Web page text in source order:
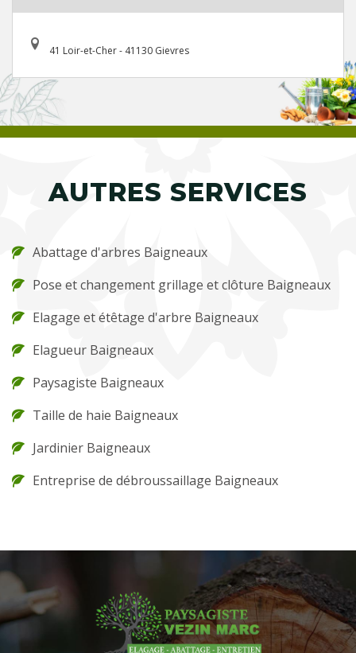
41 Loir-et-Cher - 41130 Gievres
AUTRES SERVICES
Abattage d'arbres Baigneaux
Pose et changement grillage et clôture Baigneaux
Elagage et étêtage d'arbre Baigneaux
Elagueur Baigneaux
Paysagiste Baigneaux
Taille de haie Baigneaux
Jardinier Baigneaux
Entreprise de débroussaillage Baigneaux